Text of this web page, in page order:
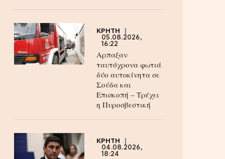
ΚΡΗΤΗ
05.08.2026,
16:22
Αρπαξαν
ταυτόχρονα φωτιά
δύο αυτοκίνητα σε
Σούδα και
Επισκοπή – Τρέχει
η Πυροσβεστική
ΚΡΗΤΗ
04.08.2026,
18:24